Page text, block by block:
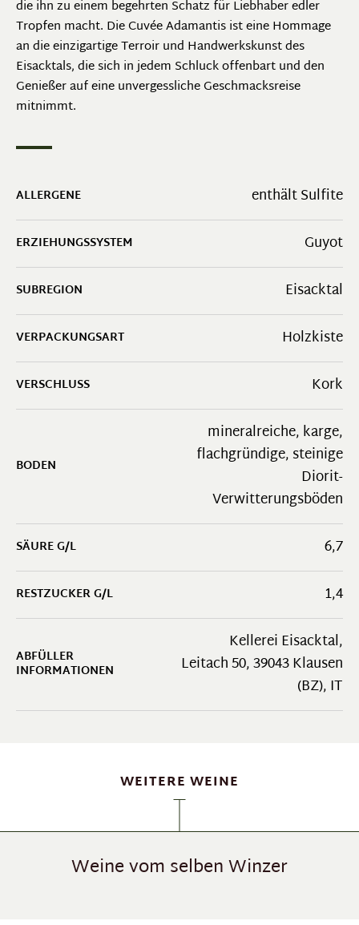
ALLERGENE enthält Sulfite
ERZIEHUNGSSYSTEM Guyot
SUBREGION Eisacktal
VERPACKUNGSART Holzkiste
VERSCHLUSS Kork
BODEN
mineralreiche, karge,
flachgründige, steinige
Diorit-
Verwitterungsböden
SÄURE G/L 6,7
RESTZUCKER G/L 1,4
ABFÜLLER
INFORMATIONEN
Kellerei Eisacktal,
Leitach 50, 39043 Klausen
(BZ), IT
die ihn zu einem begehrten Schatz für Liebhaber edler
Tropfen macht. Die Cuvée Adamantis ist eine Hommage
an die einzigartige Terroir und Handwerkskunst des
Eisacktals, die sich in jedem Schluck offenbart und den
Genießer auf eine unvergessliche Geschmacksreise
mitnimmt.
WEITERE WEINE
Weine vom selben Winzer